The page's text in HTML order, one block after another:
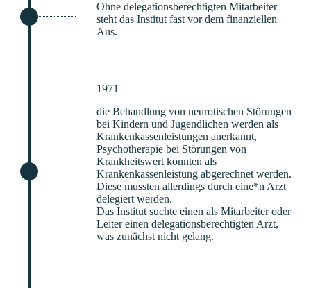
Ohne delegationsberechtigten Mitarbeiter
steht das Institut fast vor dem finanziellen
Aus.
1971
die Behandlung von neurotischen Störungen
bei Kindern und Jugendlichen werden als
Krankenkassenleistungen anerkannt,
Psychotherapie bei Störungen von
Krankheitswert konnten als
Krankenkassenleistung abgerechnet werden.
Diese mussten allerdings durch eine*n Arzt
delegiert werden.
Das Institut suchte einen als Mitarbeiter oder
Leiter einen delegationsberechtigten Arzt,
was zunächst nicht gelang.